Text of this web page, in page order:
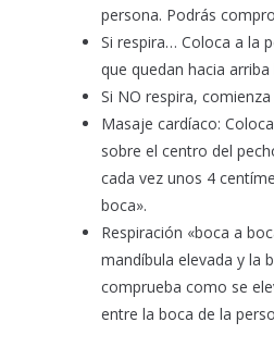
persona. Podrás
Si respira… Coloca a la
que quedan hacia
Si NO respira,
Masaje cardíaco:
sobre el centro del
cada vez unos 4
boca».
Respiración «boca a
mandíbula elevada y la
comprueba como se
entre la boca de la